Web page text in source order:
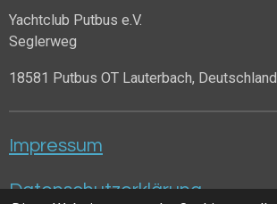
Yachtclub Putbus e.V.
Seglerweg
18581 Putbus OT Lauterbach, Deutschland
Impressum
Datenschutzerklärung